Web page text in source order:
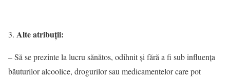
Alte atribuţii:
– Să se prezinte la lucru sănătos, odihnit şi fără a fi sub influenţa
băuturilor alcoolice, drogurilor sau medicamentelor care pot